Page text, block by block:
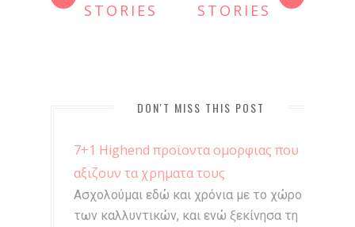
STORIES STORIES
DON'T MISS THIS POST
7+1 Highend προϊοντα ομορφιας που
αξιζουν τα χρηματα τους
Ασχολούμαι εδώ και χρόνια με το χώρο
των καλλυντικών, και ενώ ξεκίνησα τη